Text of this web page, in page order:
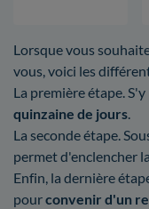
Lorsque vous
vous, voici les
La première étape.
quinzaine de jours.
La seconde étape.
permet d'enclencher
Enfin, la dernière
pourconvenir d'un